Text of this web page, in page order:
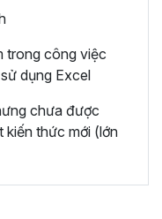
trong công việc
dụng Excel
chưa được
thức mới (lớn